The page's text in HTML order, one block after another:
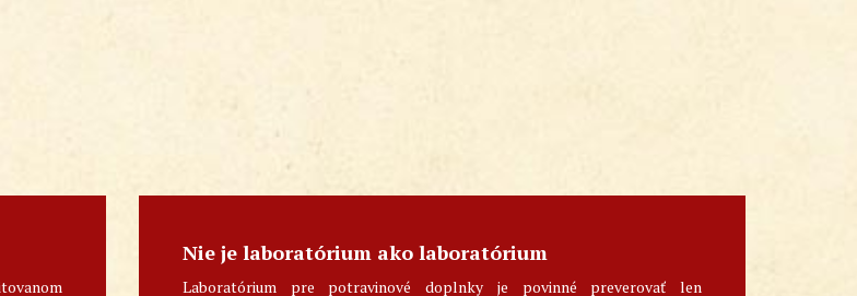
Nie je laboratórium ako laboratórium
Laboratórium pre potravinové doplnky je povinné preverovať len